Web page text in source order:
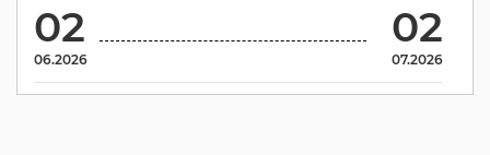
02
06.2026
02
07.2026